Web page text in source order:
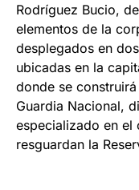
Rodríguez Bucio,
elementos de la
desplegados en
ubicadas en la
donde se
Guardia Nacional,
especializado en el
resguardan la